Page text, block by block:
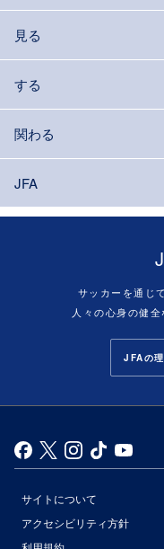
見る
する
関わる
JFA
サッカーを通じ
人々の心身の健
JFAの
サイトについて
アクセシビリティ方針